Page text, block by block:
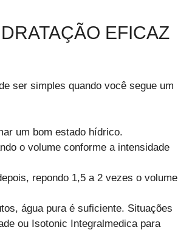
EFICAZ
ser simples quando você segue um
um bom estado hídrico.
o volume conforme a intensidade
repondo 1,5 a 2 vezes o volume
água pura é suficiente. Situações
ou Isotonic Integralmedica para